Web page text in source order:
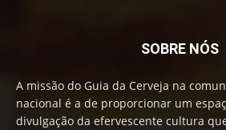
SOBRE NÓS
A missão do Guia da Cerveja na
nacional é a de proporcionar um
divulgação da efervescente cultura